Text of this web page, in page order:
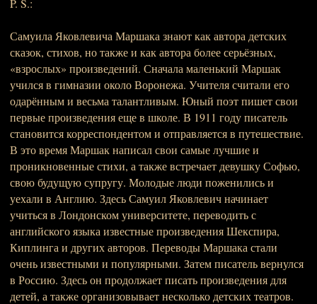
P. S.:
Самуила Яковлевича Маршака знают как автора детских
сказок, стихов, но также и как автора более серьёзных,
«взрослых» произведений. Сначала маленький Маршак
учился в гимназии около Воронежа. Учителя считали его
одарённым и весьма талантливым. Юный поэт пишет свои
первые произведения еще в школе. В 1911 году писатель
становится корреспондентом и отправляется в путешествие.
В это время Маршак написал свои самые лучшие и
проникновенные стихи, а также встречает девушку Софью,
свою будущую супругу. Молодые люди поженились и
уехали в Англию. Здесь Самуил Яковлевич начинает
учиться в Лондонском университете, переводить с
английского языка известные произведения Шекспира,
Киплинга и других авторов. Переводы Маршака стали
очень известными и популярными. Затем писатель вернулся
в Россию. Здесь он продолжает писать произведения для
детей, а также организовывает несколько детских театров.